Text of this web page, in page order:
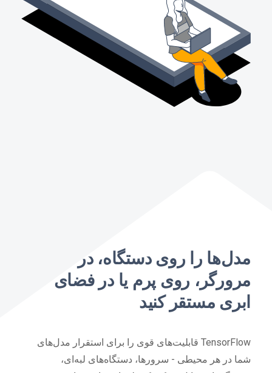
مدل‌ها را روی دستگاه، در
مرورگر، روی پرم یا در فضای
ابری مستقر کنید
TensorFlow قابلیت‌های قوی را برای استقرار مدل‌های
شما در هر محیطی - سرورها، دستگاه‌های لبه‌ای،